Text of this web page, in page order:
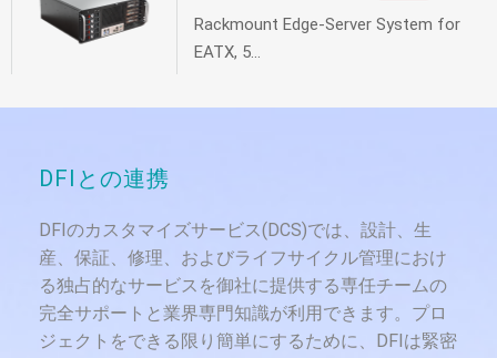
Rackmount Edge-Server System for
EATX, 5...
DFIとの連携
DFIのカスタマイズサービス(DCS)では、設計、生
産、保証、修理、およびライフサイクル管理におけ
る独占的なサービスを御社に提供する専任チームの
完全サポートと業界専門知識が利用できます。プロ
ジェクトをできる限り簡単にするために、DFIは緊密